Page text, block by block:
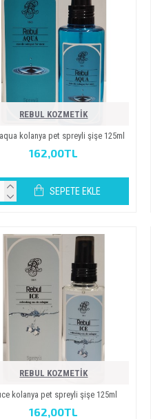
REBUL KOZMETİK
kolanya pet spreyli̇ şi̇şe 125ml
162,00TL
SEPETE EKLE
REBUL KOZMETİK
kolanya pet spreyli̇ şi̇şe 125ml
162,00TL